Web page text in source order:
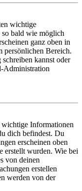
wichtige
so bald wie möglich
ganz oben in
persönlichen Bereich.
kannst oder
Administration
wichtige Informationen
dich befindest. Du
erscheinen oben
erstellt wurden. Wie bei
von deinen
erstellen
werden von der